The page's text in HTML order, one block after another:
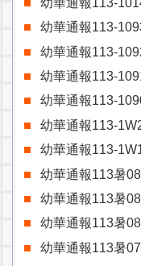
幼華通報113-
幼華通報113-
幼華通報113-
幼華通報113-
幼華通報113-
幼華通報113-
幼華通報113-
幼華通報113暑
幼華通報113暑
幼華通報113暑
幼華通報113暑